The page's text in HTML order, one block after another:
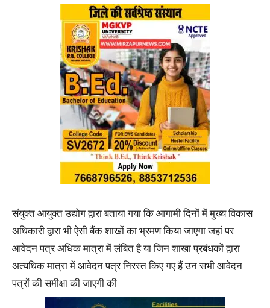
संयुक्त आयुक्त उद्योग द्वारा बताया गया कि आगामी दिनों में मुख्य विकास
अधिकारी द्वारा भी ऐसी बैंक शाखों का भ्रमण किया जाएगा जहां पर
आवेदन पत्र अधिक मात्रा में लंबित है या जिन शाखा प्रबंधकों द्वारा
अत्यधिक मात्रा में आवेदन पत्र निरस्त किए गए हैं उन सभी आवेदन
पत्रों की समीक्षा की जाएगी की